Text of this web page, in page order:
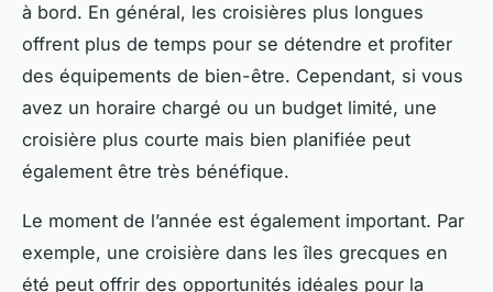
à bord. En général, les croisières plus longues
offrent plus de temps pour se détendre et profiter
des équipements de bien-être. Cependant, si vous
avez un horaire chargé ou un budget limité, une
croisière plus courte mais bien planifiée peut
également être très bénéfique.
Le moment de l’année est également important. Par
exemple, une croisière dans les îles grecques en
été peut offrir des opportunités idéales pour la